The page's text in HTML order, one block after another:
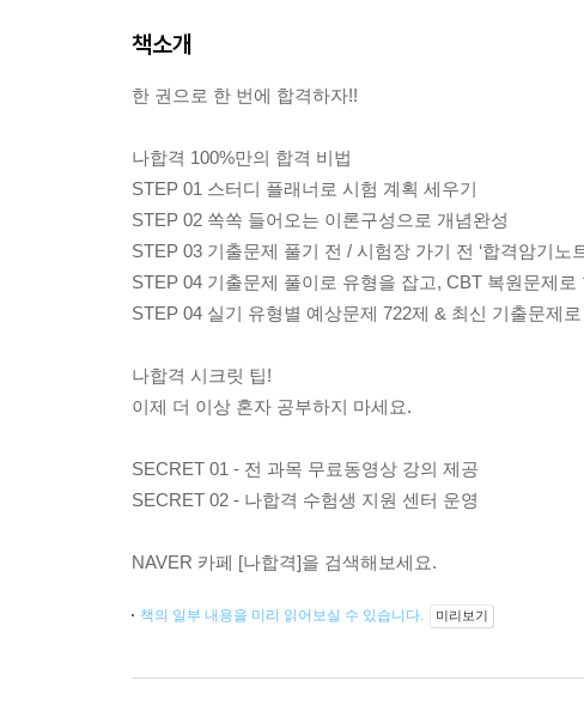
책소개
한 권으로 한 번에 합격하자!!
나합격 100%만의 합격 비법
STEP 01 스터디 플래너로 시험 계획 세우기
STEP 02 쏙쏙 들어오는 이론구성으로 개념완성
STEP 03 기출문제 풀기 전 / 시험장 가기 전 ‘합격암기노
STEP 04 기출문제 풀이로 유형을 잡고, CBT 복원문제로
STEP 04 실기 유형별 예상문제 722제 & 최신 기출문제
나합격 시크릿 팁!
이제 더 이상 혼자 공부하지 마세요.
SECRET 01 - 전 과목 무료동영상 강의 제공
SECRET 02 - 나합격 수험생 지원 센터 운영
NAVER 카페 [나합격]을 검색해보세요.
책의 일부 내용을 미리 읽어보실 수 있습니다. 미리보기